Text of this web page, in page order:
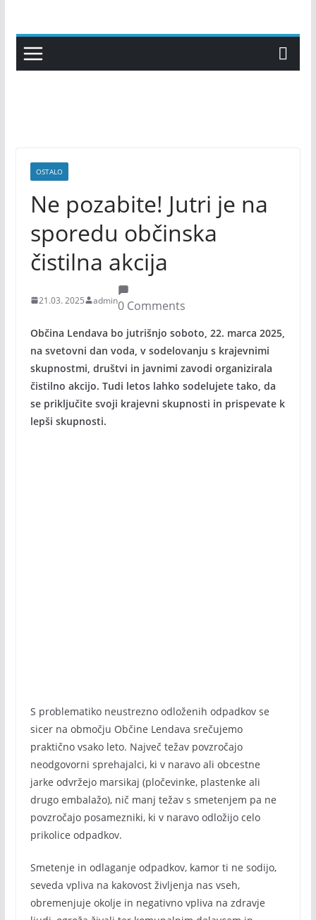
content
OSTALO
Ne pozabite! Jutri je na
sporedu občinska
čistilna akcija
21.03. 2025 admin0 Comments
Občina Lendava bo jutrišnjo soboto, 22. marca 2025,
na svetovni dan voda, v sodelovanju s krajevnimi
skupnostmi, društvi in javnimi zavodi organizirala
čistilno akcijo. Tudi letos lahko sodelujete tako, da
se priključite svoji krajevni skupnosti in prispevate k
lepši skupnosti.
S problematiko neustrezno odloženih odpadkov se
sicer na območju Občine Lendava srečujemo
praktično vsako leto. Največ težav povzročajo
neodgovorni sprehajalci, ki v naravo ali obcestne
jarke odvržejo marsikaj (pločevinke, plastenke ali
drugo embalažo), nič manj težav s smetenjem pa ne
povzročajo posamezniki, ki v naravo odložijo celo
prikolice odpadkov.
Smetenje in odlaganje odpadkov, kamor ti ne sodijo,
seveda vpliva na kakovost življenja nas vseh,
obremenjuje okolje in negativno vpliva na zdravje